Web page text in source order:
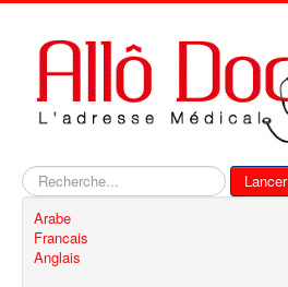
Rechercher
Lancer
Arabe
Francais
Anglais